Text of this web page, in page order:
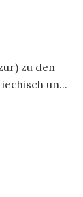
zu den
un...